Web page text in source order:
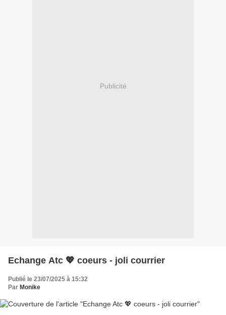
Publicité
Echange Atc 💖 coeurs - joli courrier
Publié le 23/07/2025 à 15:32
Par Monike